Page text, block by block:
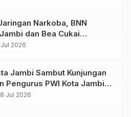
Narkoba, BNN
dan Bea Cukai
Sembilan Pelaku beserta
2026
Jambi Sambut Kunjungan
Pengurus PWI Kota Jambi
dan Kolaborasi
Jul 2026